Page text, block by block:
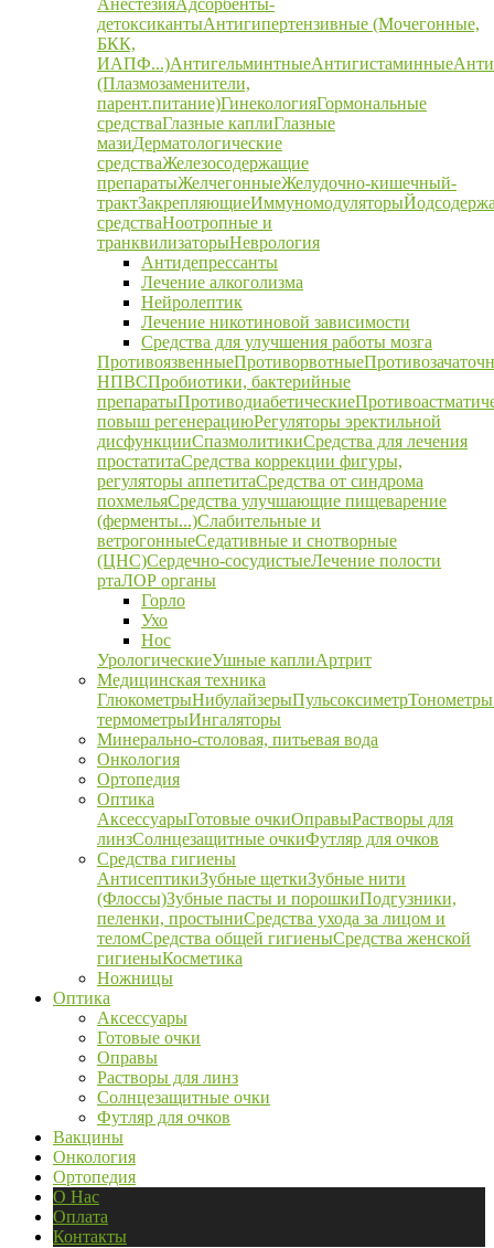
АнестезияАдсорбенты-
детоксикантыАнтигипертензивные (Мочегонные,
БКК,
ИАПФ...)АнтигельминтныеАнтигистаминные
(Плазмозаменители,
парент.питание)ГинекологияГормональные
средстваГлазные каплиГлазные
мазиДерматологические
средстваЖелезосодержащие
препаратыЖелчегонныеЖелудочно-кишечный-
трактЗакрепляющиеИммуномодуляторы
средстваНоотропные и
транквилизаторыНеврология
Антидепрессанты
Лечение алкоголизма
Нейролептик
Лечение никотиновой зависимости
Средства для улучшения работы мозга
ПротивоязвенныеПротиворвотные
НПВСПробиотики, бактерийные
препаратыПротиводиабетические
повыш регенерациюРегуляторы эректильной
дисфункцииСпазмолитикиСредства для лечения
простатитаСредства коррекции фигуры,
регуляторы аппетитаСредства от синдрома
похмельяСредства улучшающие пищеварение
(ферменты...)Слабительные и
ветрогонныеСедативные и снотворные
(ЦНС)Сердечно-сосудистыеЛечение полости
ртаЛОР органы
Горло
Ухо
Нос
УрологическиеУшные каплиАртрит
Медицинская техника
ГлюкометрыНибулайзерыПульсоксиметрТонометры
термометрыИнгаляторы
Минерально-столовая, питьевая вода
Онкология
Ортопедия
Оптика
АксессуарыГотовые очкиОправыРастворы для
линзСолнцезащитные очкиФутляр для очков
Средства гигиены
АнтисептикиЗубные щеткиЗубные нити
(Флоссы)Зубные пасты и порошкиПодгузники,
пеленки, простыниСредства ухода за лицом и
теломСредства общей гигиеныСредства женской
гигиеныКосметика
Ножницы
Оптика
Аксессуары
Готовые очки
Оправы
Растворы для линз
Солнцезащитные очки
Футляр для очков
Вакцины
Онкология
Ортопедия
О Нас
Оплата
Контакты